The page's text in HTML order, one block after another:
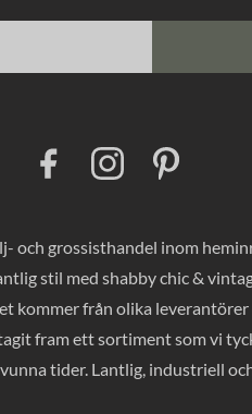
o
o
k
I
n
g
r
a
r
e
s
och grossisthandel inom
stil med shabby chic &
från olika
fram ett sortiment som vi
tider. Lantlig, industriell